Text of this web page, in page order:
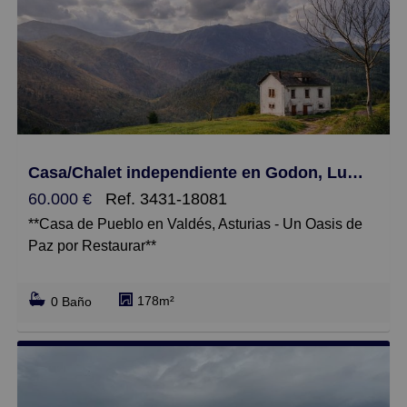
Casa/Chalet independiente en Godon, Luarca - Valdés
60.000 €
Ref. 3431-18081
**Casa de Pueblo en Valdés, Asturias - Un Oasis de
Paz por Restaurar**
Descubre esta encantadora casa de pueblo situada
en Valdés en un entorno rural pero a tan solo 10 min
de luarca. Con una superficie construida de 178 m² y
0 Baño 178m²